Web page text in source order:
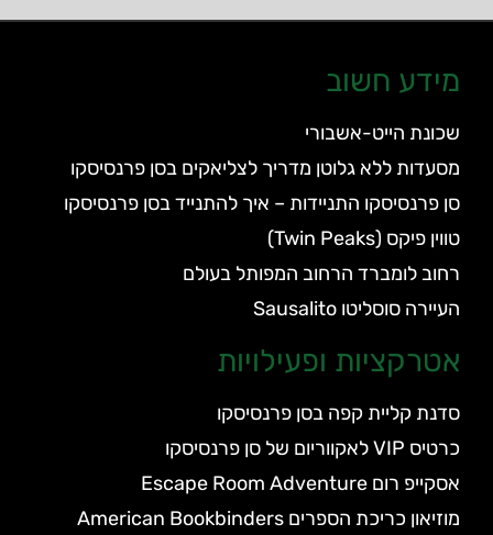
מידע חשוב
שכונת הייט-אשבורי
מסעדות ללא גלוטן מדריך לצליאקים בסן פרנסיסקו
סן פרנסיסקו התניידות – איך להתנייד בסן פרנסיסקו
טווין פיקס (Twin Peaks)
רחוב לומברד הרחוב המפותל בעולם
העיירה סוסליטו Sausalito
אטרקציות ופעילויות
סדנת קליית קפה בסן פרנסיסקו
כרטיס VIP לאקווריום של סן פרנסיסקו
אסקייפ רום Escape Room Adventure
מוזיאון כריכת הספרים American Bookbinders